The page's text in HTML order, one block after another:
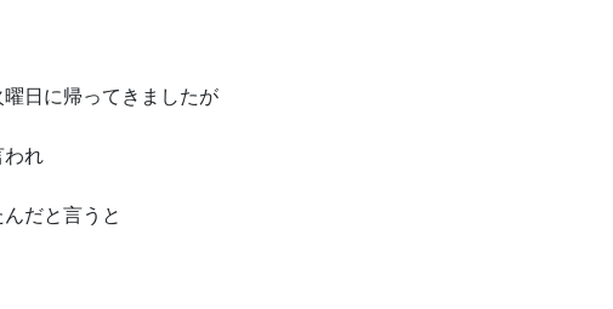
日に帰ってきましたが
われ
んだと言うと